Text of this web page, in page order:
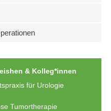
& Kolleg*innen
für Urologie
Tumortherapie